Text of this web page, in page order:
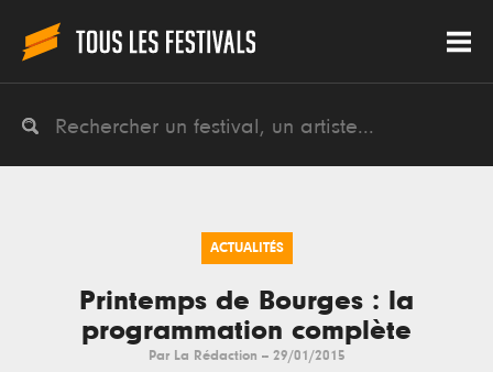
ACTUALITÉS
Printemps de Bourges : la
programmation complète
Par La Rédaction -- 29/01/2015